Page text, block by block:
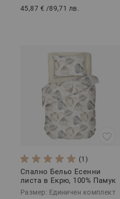
45,87 € /89,71 лв.
(1)
Спално Бельо Есенни
листа в Екрю, 100% Памук
Ранфорс, 3 части,
Размер: Единичен комплект